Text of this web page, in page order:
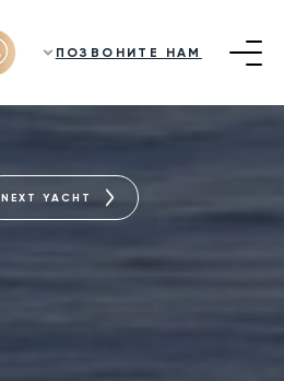
ПОЗВОНИТЕ НАМ
NEXT YACHT